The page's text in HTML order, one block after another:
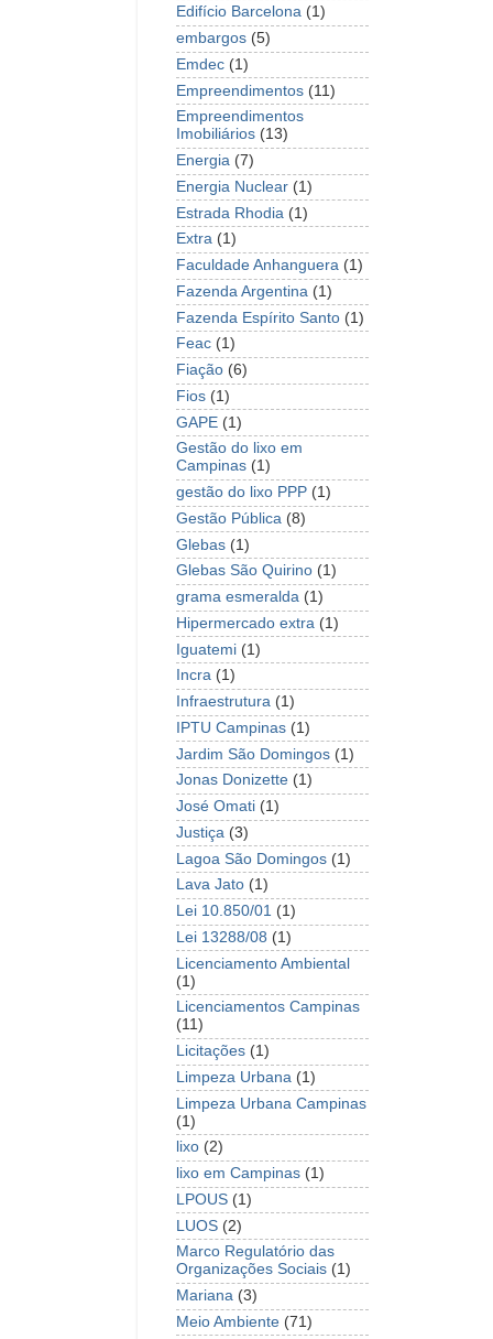
Edifício Barcelona (1)
embargos (5)
Emdec (1)
Empreendimentos (11)
Empreendimentos
Imobiliários (13)
Energia (7)
Energia Nuclear (1)
Estrada Rhodia (1)
Extra (1)
Faculdade Anhanguera (1)
Fazenda Argentina (1)
Fazenda Espírito Santo (1)
Feac (1)
Fiação (6)
Fios (1)
GAPE (1)
Gestão do lixo em
Campinas (1)
gestão do lixo PPP (1)
Gestão Pública (8)
Glebas (1)
Glebas São Quirino (1)
grama esmeralda (1)
Hipermercado extra (1)
Iguatemi (1)
Incra (1)
Infraestrutura (1)
IPTU Campinas (1)
Jardim São Domingos (1)
Jonas Donizette (1)
José Omati (1)
Justiça (3)
Lagoa São Domingos (1)
Lava Jato (1)
Lei 10.850/01 (1)
Lei 13288/08 (1)
Licenciamento Ambiental
(1)
Licenciamentos Campinas
(11)
Licitações (1)
Limpeza Urbana (1)
Limpeza Urbana Campinas
(1)
lixo (2)
lixo em Campinas (1)
LPOUS (1)
LUOS (2)
Marco Regulatório das
Organizações Sociais (1)
Mariana (3)
Meio Ambiente (71)